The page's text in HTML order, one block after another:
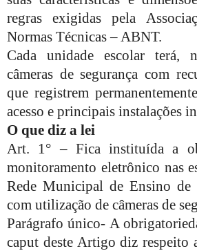
regras exigidas pela
Normas Técnicas – ABNT.
Cada unidade escolar terá,
câmeras de segurança com
que registrem
acesso e principais instalações
O que diz a lei
Art. 1° – Fica instituída a
monitoramento eletrônico nas
Rede Municipal de Ensino de
com utilização de câmeras de
Parágrafo único- A
caput deste Artigo diz respeito